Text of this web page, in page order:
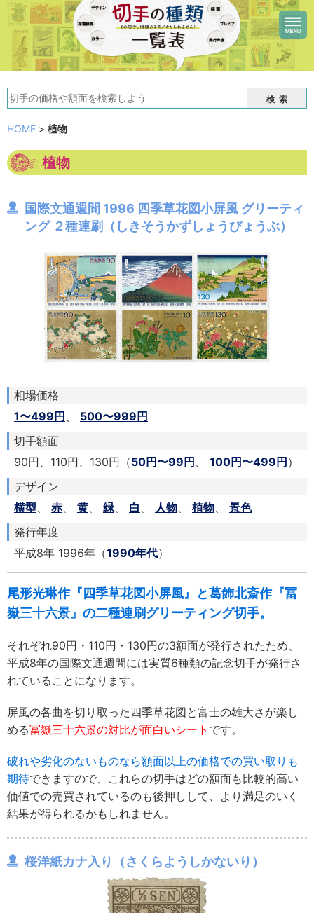
検索
HOME > 植物
植物
国際文通週間 1996 四季草花図小屏風 グリーティ
ング ２種連刷（しきそうかずしょうびょうぶ）
相場価格
1〜499円
500〜999円
切手額面
90円、110円、130円（50円〜99円 100円〜499円）
デザイン
横型
赤 黄 緑 白 人物 植物
景色
発行年度
平成8年 1996年（1990年代）
尾形光琳作『四季草花図小屏風』と葛飾北斎作『冨
嶽三十六景』の二種連刷グリーティング切手。
それぞれ90円・110円・130円の3額面が発行されたため、
平成8年の国際文通週間には実質6種類の記念切手が発行さ
れていることになります。
屏風の各曲を切り取った四季草花図と富士の雄大さが楽し
める冨嶽三十六景の対比が面白いシート です。
破れや劣化のないものなら額面以上の価格での買い取りも
期待できますので、これらの切手はどの額面も比較的高い
価値での売買されているのも後押しして、より満足のいく
結果が得られるかもしれません。
桜洋紙カナ入り（さくらようしかないり）